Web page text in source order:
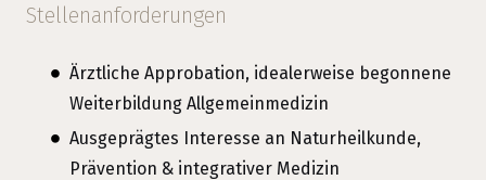
Stellenanforderungen
Ärztliche Approbation, idealerweise begonnene
Weiterbildung Allgemeinmedizin
Ausgeprägtes Interesse an Naturheilkunde,
Prävention & integrativer Medizin